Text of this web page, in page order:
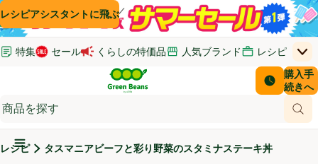
コンテンツに飛ぶ
検索に飛ぶ
フッターに飛ぶ
レシピアシスタントに飛ぶ
特集 セール くらしの特価品 人気ブランド レシピ
はじめてのお買い物ガイド
(新しいウィンドウで開く) (新しいウィンドウで開く)
サポート・ヘルプ・お問い合わせ
(新しいウィンドウで開く)
上
Green Beans
商
配送日時
購入手
続きへ
お客さ
￥0
メインメニュ―ボタン
レシピ タスマニアビーフと彩り野菜のスタミナステーキ丼